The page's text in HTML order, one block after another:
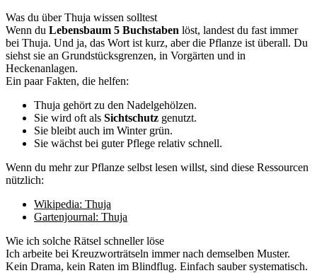
Was du über Thuja wissen solltest
Wenn du Lebensbaum 5 Buchstaben löst, landest du fast immer
bei Thuja. Und ja, das Wort ist kurz, aber die Pflanze ist überall. Du
siehst sie an Grundstücksgrenzen, in Vorgärten und in
Heckenanlagen.
Ein paar Fakten, die helfen:
Thuja gehört zu den Nadelgehölzen.
Sie wird oft als Sichtschutz genutzt.
Sie bleibt auch im Winter grün.
Sie wächst bei guter Pflege relativ schnell.
Wenn du mehr zur Pflanze selbst lesen willst, sind diese Ressourcen
nützlich:
Wikipedia: Thuja
Gartenjournal: Thuja
Wie ich solche Rätsel schneller löse
Ich arbeite bei Kreuzworträtseln immer nach demselben Muster.
Kein Drama, kein Raten im Blindflug. Einfach sauber systematisch.